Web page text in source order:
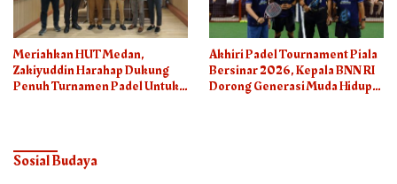
Meriahkan HUT Medan,
Zakiyuddin Harahap Dukung
Penuh Turnamen Padel Untuk
Akhiri Padel Tournament Piala
Bersinar 2026, Kepala BNN RI
Dorong Generasi Muda Hidup
Sosial Budaya